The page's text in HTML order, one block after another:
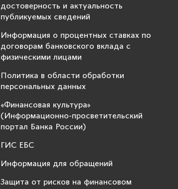
достоверность и актуальность
публикуемых сведений
Информация о процентных ставках по
договорам банковского вклада с
физическими лицами
Политика в области обработки
персональных данных
«Финансовая культура»
(Информационно-просветительский
портал Банка России)
ГИС ЕБС
Информация для обращений
Защита от рисков на финансовом